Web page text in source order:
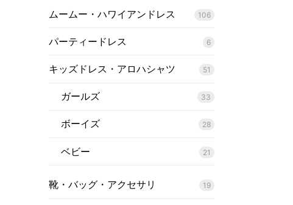
宅配レンタル商品一覧
来店試着
お客様の声
お問い合わせ
来店レンタル
ムームー・ハワイアンドレス 106
パーティードレス 6
キッズドレス・アロハシャツ 51
ガールズ 33
ボーイズ 28
ベビー 21
靴・バッグ・アクセサリ 19